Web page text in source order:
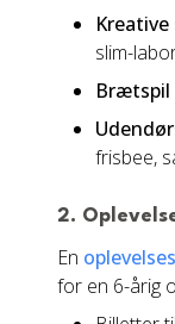
slim-
Brætspil
frisbee,
2.
En
for en 6-årig